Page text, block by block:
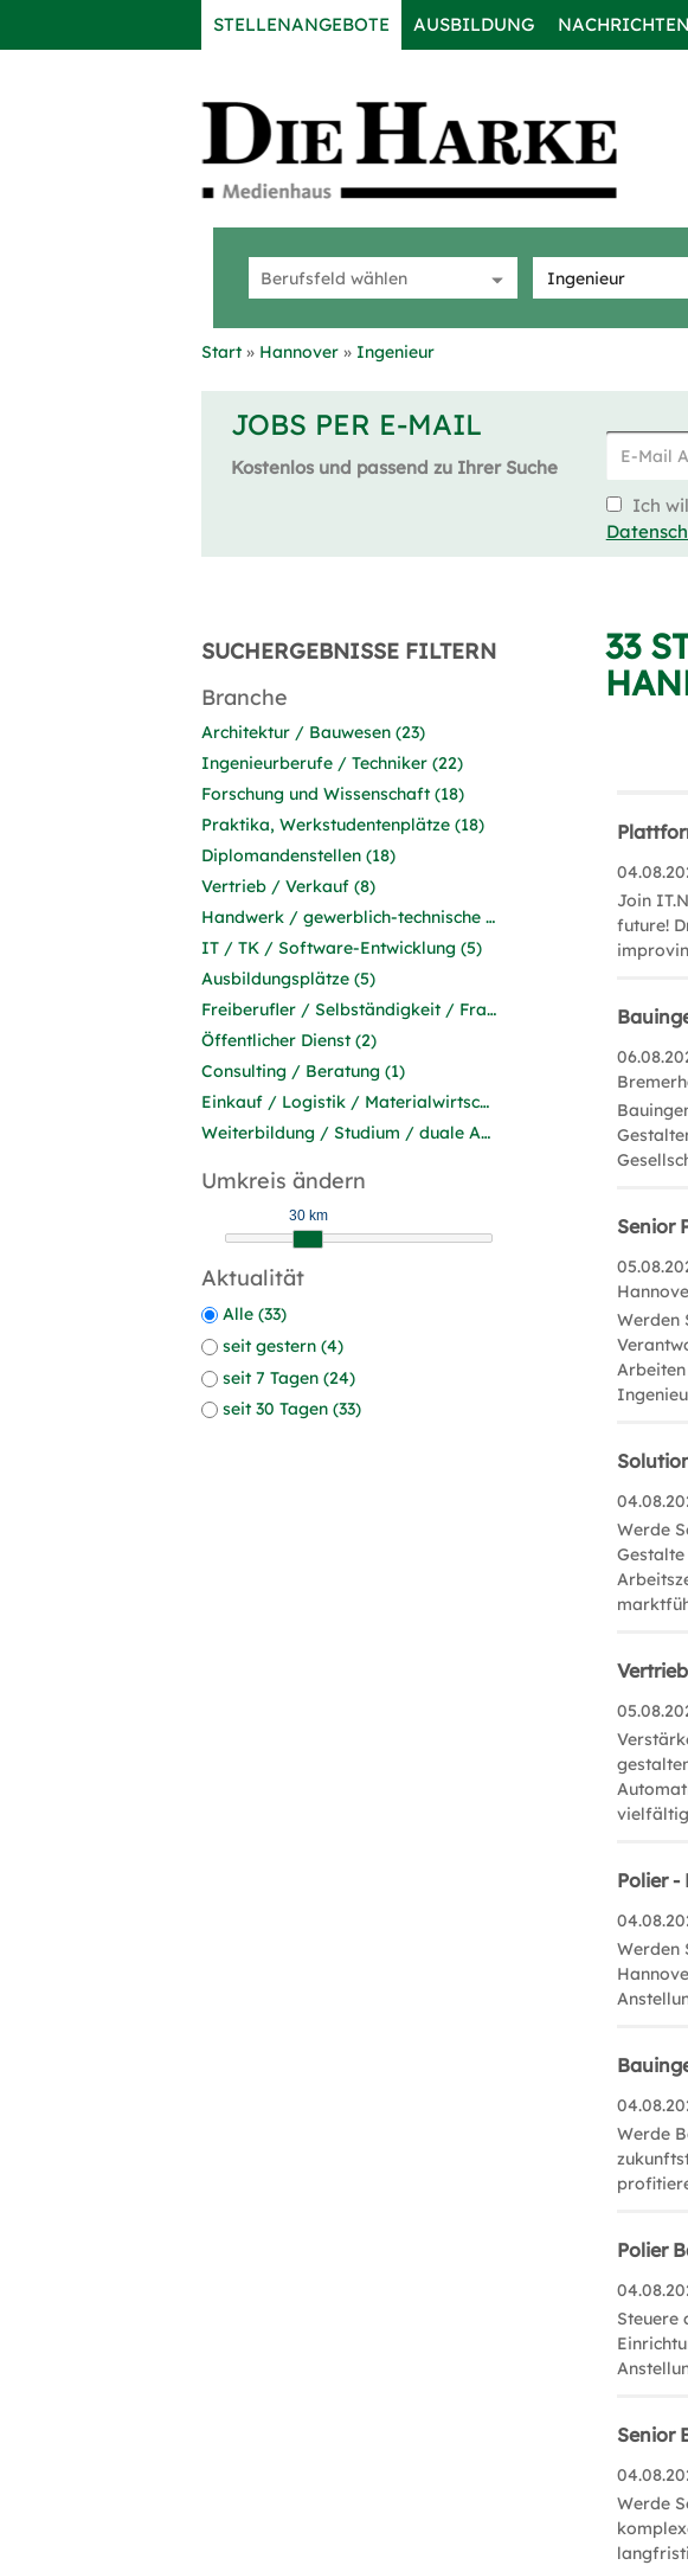
STELLENANGEBOTE AUSBILDUNG
Start Hannover Ingenieur
JOBS PER E-MAIL
Kostenlos und passend zu Ihrer Suche
Ich
SUCHERGEBNISSE FILTERN
Branche
Architektur / Bauwesen (23)
Ingenieurberufe / Techniker (22)
Forschung und Wissenschaft (18)
Praktika, Werkstudentenplätze (18)
Diplomandenstellen (18)
Vertrieb / Verkauf (8)
Handwerk / gewerblich-technische Berufe (8)
IT / TK / Software-Entwicklung (5)
Ausbildungsplätze (5)
Freiberufler / Selbständigkeit / Franchise (2)
Öffentlicher Dienst (2)
Consulting / Beratung (1)
Einkauf / Logistik / Materialwirtschaft (1)
Weiterbildung / Studium / duale Ausbildung (1)
Umkreis ändern
30 km
Aktualität
Alle (33)
seit gestern (4)
seit 7 Tagen (24)
seit 30 Tagen (33)
33
Join
future!
Senior
Werden
Werde
Polier
Werden
Werde
Polier
Steuere
Senior
Werde